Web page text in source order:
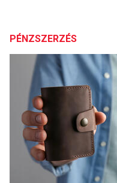
PÉNZSZERZÉS